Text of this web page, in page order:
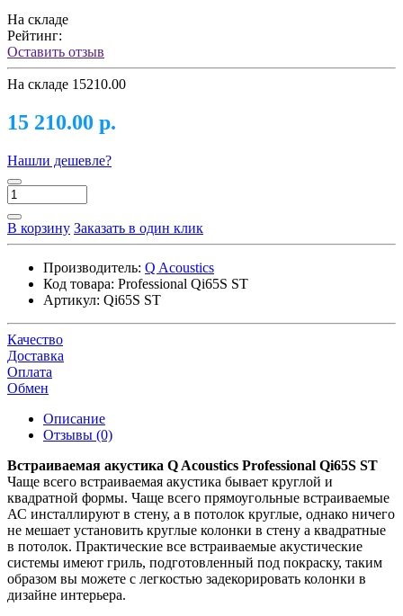
На складе
Рейтинг:
Оставить отзыв
На складе 15210.00
15 210.00 р.
Нашли дешевле?
В корзину Заказать в один клик
Производитель: Q Acoustics
Код товара: Professional Qi65S ST
Артикул: Qi65S ST
Качество
Доставка
Оплата
Обмен
Описание
Отзывы (0)
Встраиваемая акустика Q Acoustics Professional Qi65S ST
Чаще всего встраиваемая акустика бывает круглой и
квадратной формы. Чаще всего прямоугольные встраиваемые
АС инсталлируют в стену, а в потолок круглые, однако ничего
не мешает установить круглые колонки в стену а квадратные
в потолок. Практические все встраиваемые акустические
системы имеют гриль, подготовленный под покраску, таким
образом вы можете с легкостью задекорировать колонки в
дизайне интерьера.